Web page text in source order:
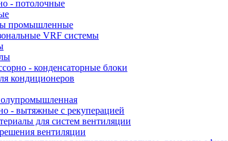
- потолочные
промышленные
VRF системы
- конденсаторные блоки
кондиционеров
- вытяжные с рекуперацией
для систем вентиляции
вентиляции